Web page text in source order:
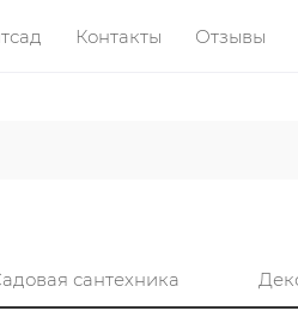
Контакты Отзывы
сантехника